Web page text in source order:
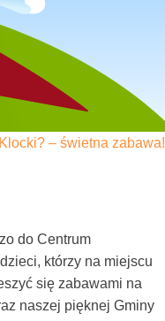
– świetna zabawa!
do Centrum
którzy na miejscu
się zabawami na
naszej pięknej Gminy